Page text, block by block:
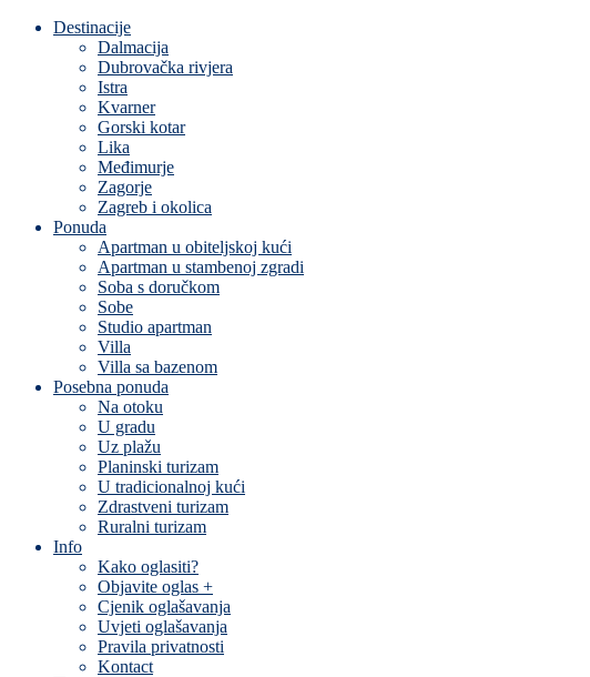
Destinacije
Dalmacija
Dubrovačka rivjera
Istra
Kvarner
Gorski kotar
Lika
Međimurje
Zagorje
Zagreb i okolica
Ponuda
Apartman u obiteljskoj kući
Apartman u stambenoj zgradi
Soba s doručkom
Sobe
Studio apartman
Villa
Villa sa bazenom
Posebna ponuda
Na otoku
U gradu
Uz plažu
Planinski turizam
U tradicionalnoj kući
Zdrastveni turizam
Ruralni turizam
Info
Kako oglasiti?
Objavite oglas +
Cjenik oglašavanja
Uvjeti oglašavanja
Pravila privatnosti
Kontact